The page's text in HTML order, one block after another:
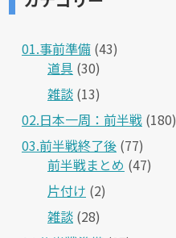
01.事前準備 (43)
道具 (30)
雑談 (13)
02.日本一周：前半戦 (180)
03.前半戦終了後 (77)
前半戦まとめ (47)
片付け (2)
雑談 (28)